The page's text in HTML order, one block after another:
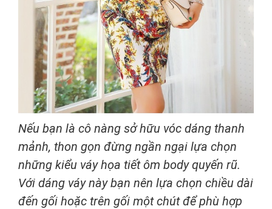
Nếu bạn là cô nàng sở hữu vóc dáng thanh
mảnh, thon gọn đừng ngần ngại lựa chọn
những kiểu váy họa tiết ôm body quyến rũ.
Với dáng váy này bạn nên lựa chọn chiều dài
đến gối hoặc trên gối một chút để phù hợp